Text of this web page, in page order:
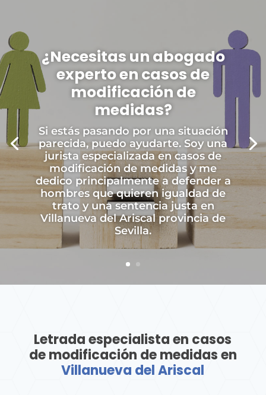
¿Necesitas un abogado
experto en casos de
modificación de
medidas?
Si estás pasando por una situación
parecida, puedo ayudarte. Soy una
jurista especializada en casos de
modificación de medidas y me
dedico principalmente a defender a
hombres que quieren igualdad de
trato y una sentencia justa en
Villanueva del Ariscal provincia de
Sevilla.
Letrada especialista en casos
de modificación de medidas en
Villanueva del Ariscal